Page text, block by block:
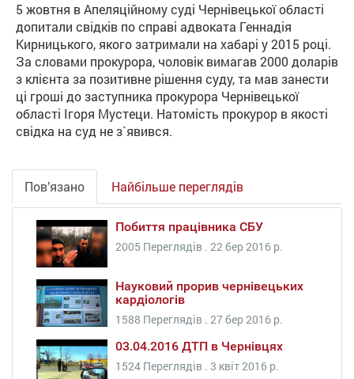
5 жовтня в Апеляційному суді Чернівецької області
допитали свідків по справі адвоката Геннадія
Кирницького, якого затримали на хабарі у 2015 році.
За словами прокурора, чоловік вимагав 2000 доларів
з клієнта за позитивне рішення суду, та мав занести
ці гроші до заступника прокурора Чернівецької
області Ігоря Мустеци. Натомість прокурор в якості
свідка на суд не з`явився.
Пов’язано Найбільше переглядів
Побиття працівника СБУ
2005 Переглядів . 22 бер 2016 р.
Науковий прорив чернівецьких
кардіологів
1588 Переглядів . 27 бер 2016 р.
03.04.2016 ДТП в Чернівцях
1524 Переглядів . 3 квіт 2016 р.